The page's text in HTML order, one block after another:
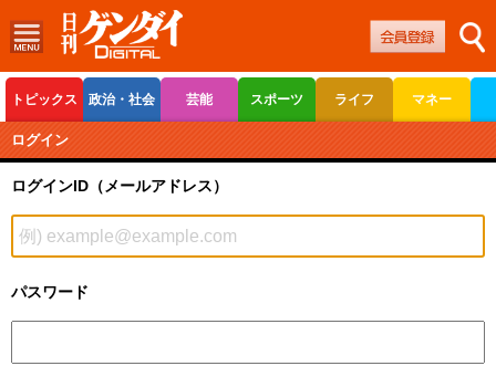
トピックス 政治・社会 芸能 スポーツ ライフ マネー
ボートレース
ログイン
ログインID（メールアドレス）
パスワード